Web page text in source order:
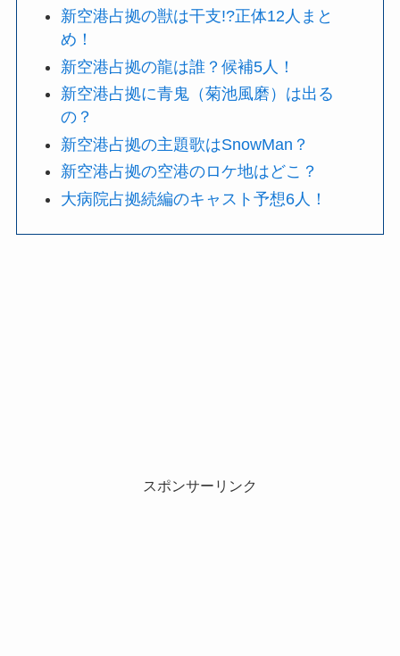
新空港占拠の獣は干支!?正体12人まと
め！
新空港占拠の龍は誰？候補5人！
新空港占拠に青鬼（菊池風磨）は出る
の？
新空港占拠の主題歌はSnowMan？
新空港占拠の空港のロケ地はどこ？
大病院占拠続編のキャスト予想6人！
スポンサーリンク